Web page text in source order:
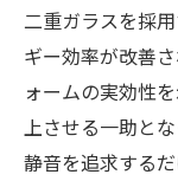
二重ガラスを採
ギー効率が改善
ォームの実効性
上させる一助と
静音を追求する